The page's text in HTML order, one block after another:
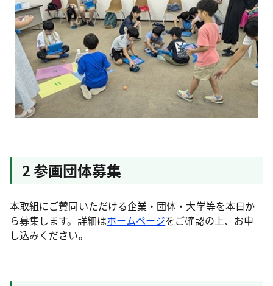
2 参画団体募集
本取組にご賛同いただける企業・団体・大学等を本日か
ら募集します。詳細はホームページをご確認の上、お申
し込みください。